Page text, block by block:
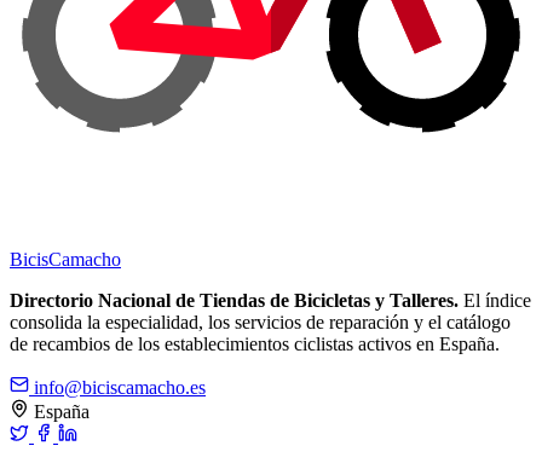
BicisCamacho
Directorio Nacional de Tiendas de Bicicletas y Talleres. El índice
consolida la especialidad, los servicios de reparación y el catálogo
de recambios de los establecimientos ciclistas activos en España.
info@biciscamacho.es
España